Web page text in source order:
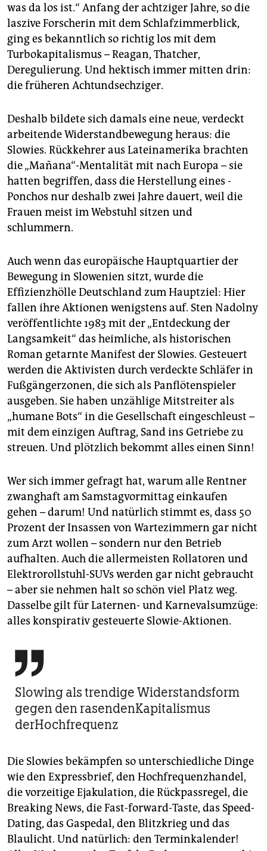
was da los ist.“ Anfang der achtziger Jahre, so die
laszive Forscherin mit dem Schlafzimmerblick,
ging es bekanntlich so richtig los mit dem
Turbokapitalismus – Reagan, Thatcher,
Deregulierung. Und hektisch immer mitten drin:
die früheren Achtundsechziger.
Deshalb bildete sich damals eine neue, verdeckt
arbeitende Widerstandbewegung heraus: die
Slowies. Rückkehrer aus Lateinamerika brachten
die „Mañana“-Mentalität mit nach Europa – sie
hatten begriffen, dass die Herstellung eines ­
Ponchos nur deshalb zwei Jahre dauert, weil die
Frauen meist im Webstuhl sitzen und
schlummern.
Auch wenn das europäische Hauptquartier der
Bewegung in Slowenien sitzt, wurde die
Effizienzhölle Deutschland zum Hauptziel: Hier
fallen ihre Aktionen wenigstens auf. Sten Nadolny
veröffentlichte 1983 mit der „Entdeckung der
Langsamkeit“ das heimliche, als historischen
Roman getarnte Manifest der Slowies. Gesteuert
werden die Aktivisten durch verdeckte Schläfer in
Fußgängerzonen, die sich als Panflötenspieler
ausgeben. Sie haben unzählige Mitstreiter als
„humane Bots“ in die Gesellschaft eingeschleust –
mit dem einzigen Auftrag, Sand ins Getriebe zu
streuen. Und plötzlich bekommt alles einen Sinn!
Wer sich immer gefragt hat, warum alle Rentner
zwanghaft am Samstagvormittag einkaufen
gehen – darum! Und natürlich stimmt es, dass 50
Prozent der Insassen von Wartezimmern gar nicht
zum Arzt wollen – sondern nur den Betrieb
aufhalten. Auch die allermeisten Rollatoren und
Elektrorollstuhl-SUVs werden gar nicht gebraucht
– aber sie nehmen halt so schön viel Platz weg.
Dasselbe gilt für Laternen- und Karnevalsumzüge:
alles konspirativ gesteuerte Slowie-Aktionen.

Slowing als trendige Widerstandsform
gegen den rasendenKapitalismus
derHochfrequenz
Die Slowies bekämpfen so unterschiedliche Dinge
wie den Expressbrief, den Hochfrequenzhandel,
die vorzeitige Ejakulation, die Rückpassregel, die
Breaking News, die Fast-forward-Taste, das Speed-
Dating, das Gaspedal, den Blitzkrieg und das
Blaulicht. Und natürlich: den Terminkalender!